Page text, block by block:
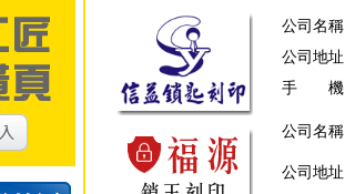
公司名
公司地
手 機
公司名
公司地